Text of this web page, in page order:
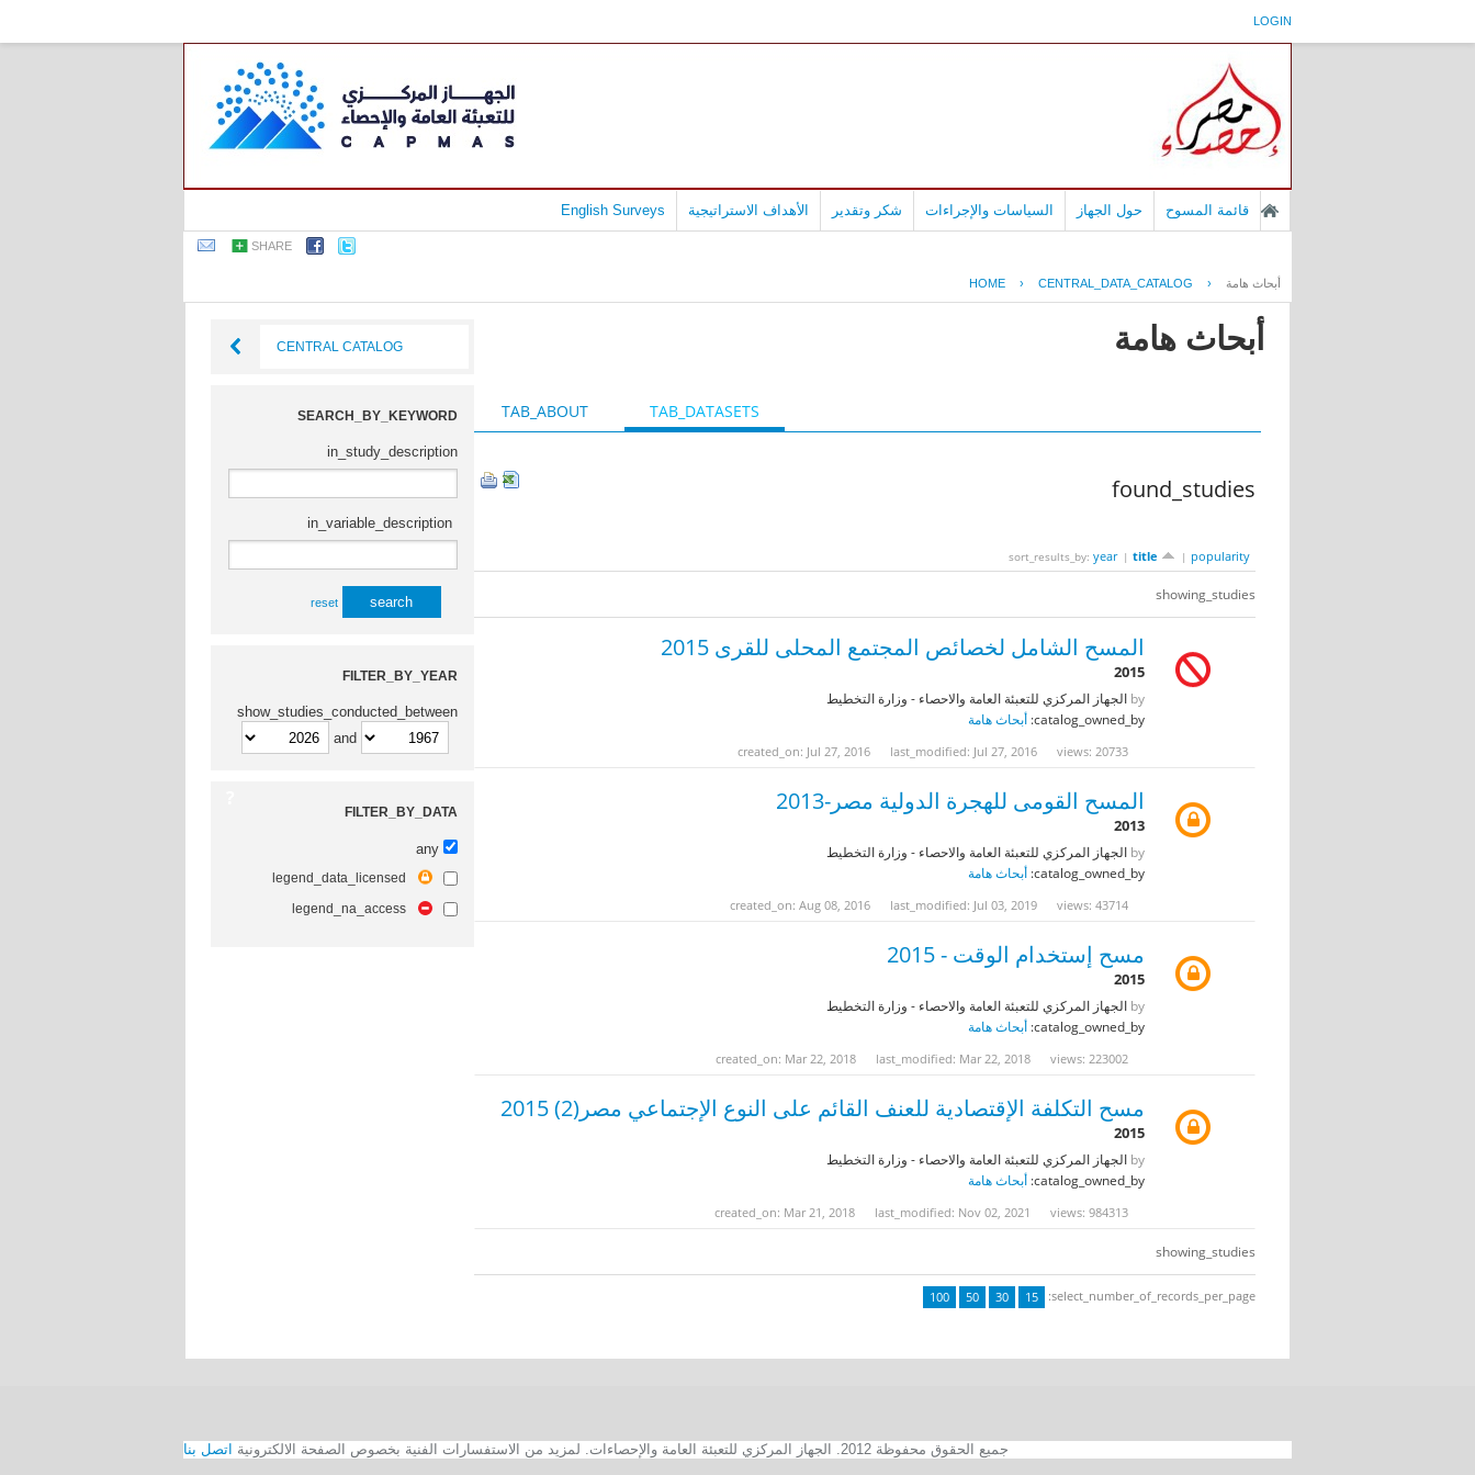
LOGIN
قائمة المسوح حول الجهاز السياسات والإجراءات شكر وتقدير الأهداف الاستراتيجية English Surveys
SHARE
HOME › CENTRAL_DATA_CATALOG › أبحاث هامة
أبحاث هامة
TAB_ABOUT TAB_DATASETS
found_studies
sort_results_by:year |title | popularity
showing_studies
المسح الشامل لخصائص المجتمع المحلى للقرى 2015
2015
by الجهاز المركزي للتعبئة العامة والاحصاء - وزارة التخطيط
catalog_owned_by: أبحاث هامة
created_on: Jul 27, 2016 last_modified: Jul 27, 2016 views: 20733
المسح القومى للهجرة الدولية مصر-2013
2013
by الجهاز المركزي للتعبئة العامة والاحصاء - وزارة التخطيط
catalog_owned_by: أبحاث هامة
created_on: Aug 08, 2016 last_modified: Jul 03, 2019 views: 43714
مسح إستخدام الوقت - 2015
2015
by الجهاز المركزي للتعبئة العامة والاحصاء - وزارة التخطيط
catalog_owned_by: أبحاث هامة
created_on: Mar 22, 2018 last_modified: Mar 22, 2018 views: 223002
مسح التكلفة الإقتصادية للعنف القائم على النوع الإجتماعي مصر(2) 2015
2015
by الجهاز المركزي للتعبئة العامة والاحصاء - وزارة التخطيط
catalog_owned_by: أبحاث هامة
created_on: Mar 21, 2018 last_modified: Nov 02, 2021 views: 984313
showing_studies
select_number_of_records_per_page:
15
30
50
100
CENTRAL CATALOG
SEARCH_BY_KEYWORD
in_study_description
in_variable_description
reset
FILTER_BY_YEAR
show_studies_conducted_between
and
FILTER_BY_DATA
any
legend_data_licensed
legend_na_access
جميع الحقوق محفوظة 2012. الجهاز المركزي للتعبئة العامة والإحصاءات. لمزيد من الاستفسارات الفنية بخصوص الصفحة الالكترونية اتصل بنا